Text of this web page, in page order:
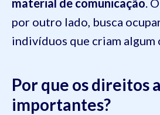
material de comunicação.
por outro lado, busca
indivíduos que criam algum
Por que os direitos
importantes?